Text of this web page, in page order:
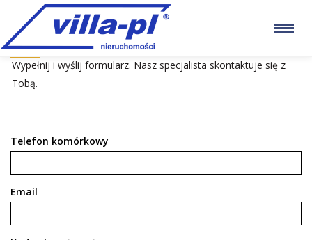
SZUKAM NIERUCHOMOŚCI
Wypełnij i wyślij formularz. Nasz specjalista skontaktuje się z
Tobą.
Telefon komórkowy
Email